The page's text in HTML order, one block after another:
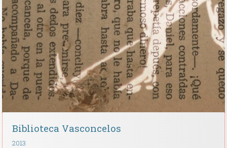
Biblioteca Vasconcelos
2013